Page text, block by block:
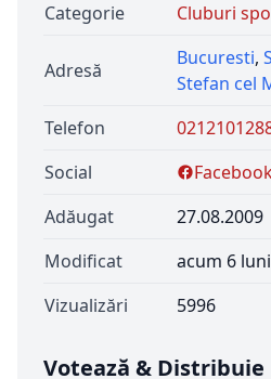
Categorie Cluburi
Adresă
Bucuresti,
Stefan cel
Telefon
Social
Adăugat
27.08.2009
Modificat
acum 6 luni
Vizualizări
5996
Votează & Distribuie